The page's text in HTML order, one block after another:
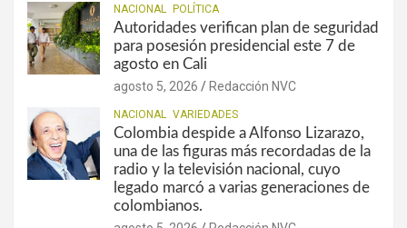
NACIONAL POLÍTICA
Autoridades verifican plan de seguridad
para posesión presidencial este 7 de
agosto en Cali
agosto 5, 2026 Redacción NVC
NACIONAL VARIEDADES
Colombia despide a Alfonso Lizarazo,
una de las figuras más recordadas de la
radio y la televisión nacional, cuyo
legado marcó a varias generaciones de
colombianos.